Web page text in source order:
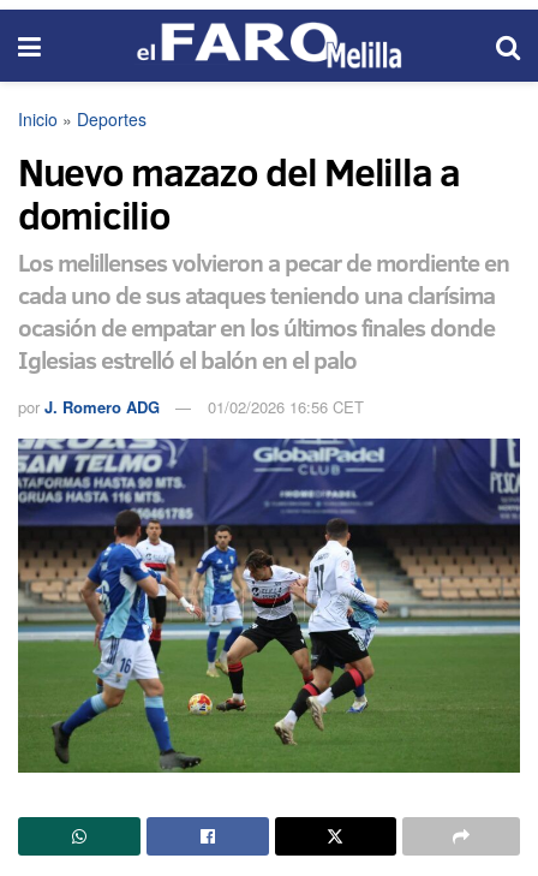
Inicio » Deportes
Nuevo mazazo del Melilla a
domicilio
Los melillenses volvieron a pecar de mordiente en
cada uno de sus ataques teniendo una clarísima
ocasión de empatar en los últimos finales donde
Iglesias estrelló el balón en el palo
por J. Romero ADG 01/02/2026 16:56 CET